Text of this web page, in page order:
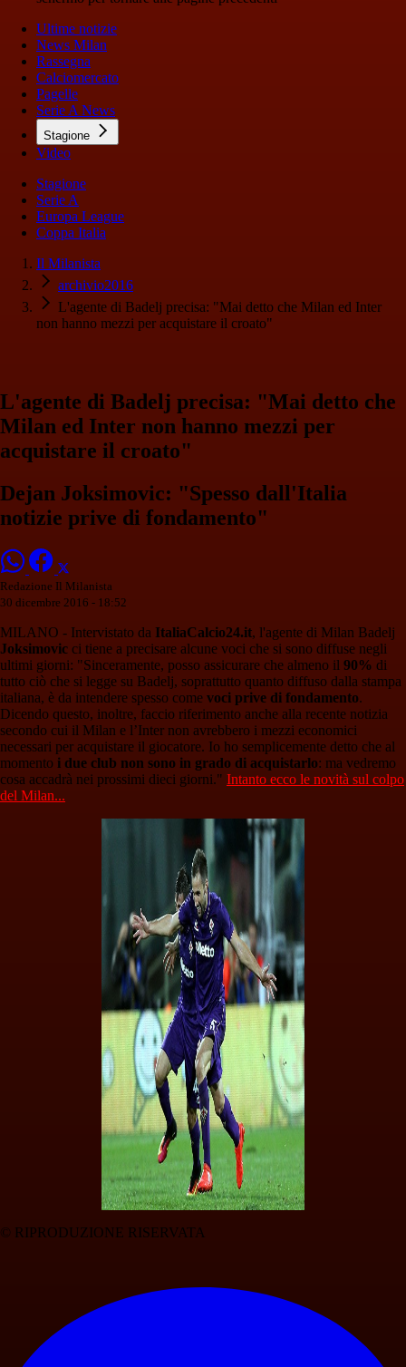
Ultime notizie
News Milan
Rassegna
Calciomercato
Pagelle
Serie A News
Stagione
Video
Stagione
Serie A
Europa League
Coppa Italia
Il Milanista
archivio2016
L'agente di Badelj precisa: "Mai detto che Milan ed Inter
non hanno mezzi per acquistare il croato"
L'agente di Badelj precisa: "Mai detto che
Milan ed Inter non hanno mezzi per
acquistare il croato"
Dejan Joksimovic: "Spesso dall'Italia
notizie prive di fondamento"
Redazione Il Milanista
30 dicembre 2016 - 18:52
MILANO - Intervistato da ItaliaCalcio24.it, l'agente di Milan Badelj
Joksimovic ci tiene a precisare alcune voci che si sono diffuse negli
ultimi giorni: "Sinceramente, posso assicurare che almeno il 90% di
tutto ciò che si legge su Badelj, soprattutto quanto diffuso dalla stampa
italiana, è da intendere spesso come voci prive di fondamento.
Dicendo questo, inoltre, faccio riferimento anche alla recente notizia
secondo cui il Milan e l’Inter non avrebbero i mezzi economici
necessari per acquistare il giocatore. Io ho semplicemente detto che al
momento i due club non sono in grado di acquistarlo: ma vedremo
cosa accadrà nei prossimi dieci giorni." Intanto ecco le novità sul colpo
del Milan...
© RIPRODUZIONE RISERVATA